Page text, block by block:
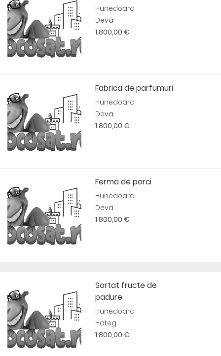
Hunedoara
Deva
1 800,00 €
Fabrica de parfumuri
Hunedoara
Deva
1 800,00 €
Ferma de porci
Hunedoara
Deva
1 800,00 €
Sortat fructe de
padure
Hunedoara
Hateg
1 800,00 €